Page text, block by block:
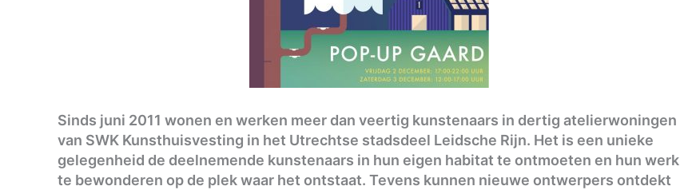
Sinds juni 2011 wonen en werken meer dan veertig kunstenaars in dertig atelierwoningen
van SWK Kunsthuisvesting in het Utrechtse stadsdeel Leidsche Rijn. Het is een unieke
gelegenheid de deelnemende kunstenaars in hun eigen habitat te ontmoeten en hun werk
te bewonderen op de plek waar het ontstaat. Tevens kunnen nieuwe ontwerpers ontdekt